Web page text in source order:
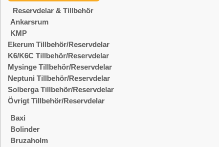
Reservdelar & Tillbehör
Ankarsrum
KMP
Ekerum Tillbehör/Reservdelar
K6/K6C Tillbehör/Reservdelar
Mysinge Tillbehör/Reservdelar
Neptuni Tillbehör/Reservdelar
Solberga Tillbehör/Reservdelar
Övrigt Tillbehör/Reservdelar
Baxi
Bolinder
Bruzaholm